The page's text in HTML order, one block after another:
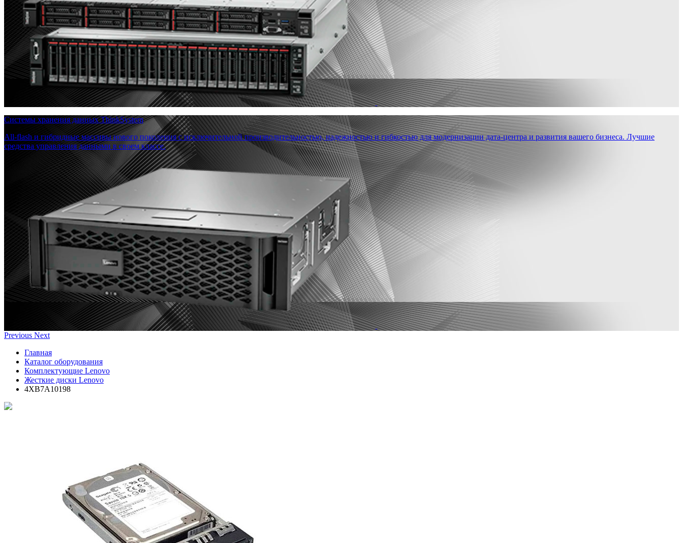
Системы хранения данных ThinkSystem
All-flash и гибридные массивы нового поколения с исключительной производительностью, надежностью и гибкостью для модернизации дата-центра и развития вашего бизнеса. Лучшие
средства управления данными в своем классе.
Previous Next
Главная
Каталог оборудования
Комплектующие Lenovo
Жесткие диски Lenovo
4XB7A10198